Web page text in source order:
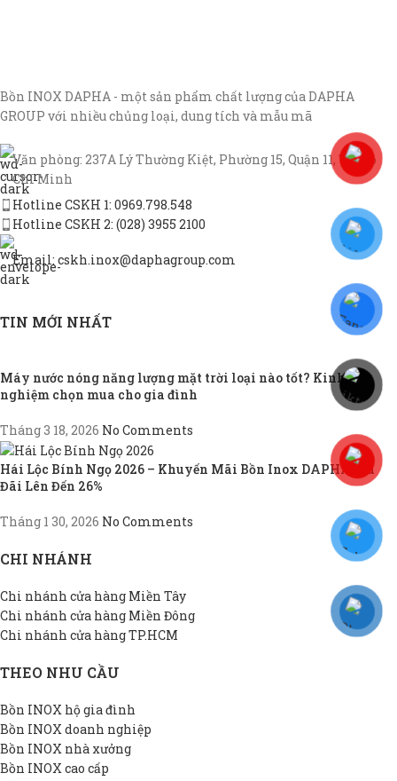
Bồn INOX DAPHA - một sản phẩm chất lượng của DAPHA
GROUP với nhiều chủng loại, dung tích và mẫu mã
Văn phòng: 237A Lý Thường Kiệt, Phường 15, Quận 11, TP Hồ
Chí Minh
Hotline CSKH 1: 0969.798.548
Hotline CSKH 2: (028) 3955 2100
Email: cskh.inox@daphagroup.com
TIN MỚI NHẤT
Máy nước nóng năng lượng mặt trời loại nào tốt? Kinh
nghiệm chọn mua cho gia đình
Tháng 3 18, 2026 No Comments
Hái Lộc Bính Ngọ 2026 – Khuyến Mãi Bồn Inox DAPHA, Ưu
Đãi Lên Đến 26%
Tháng 1 30, 2026 No Comments
CHI NHÁNH
Chi nhánh cửa hàng Miền Tây
Chi nhánh cửa hàng Miền Đông
Chi nhánh cửa hàng TP.HCM
THEO NHU CẦU
Bồn INOX hộ gia đình
Bồn INOX doanh nghiệp
Bồn INOX nhà xưởng
Bồn INOX cao cấp